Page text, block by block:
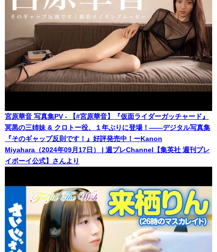
宮原華音 写真集PV - 【#宮原華音】『仮面ライダーガッチャード』
冥黒の三姉妹 & クロトー役、１年ぶりに登場！――デジタル写真集
『そのギャップ反則です！』好評発売中！ーKanon
Miyahara（2024年09月17日） | 週プレChannel【集英社 週刊プレ
イボーイ公式】さんより